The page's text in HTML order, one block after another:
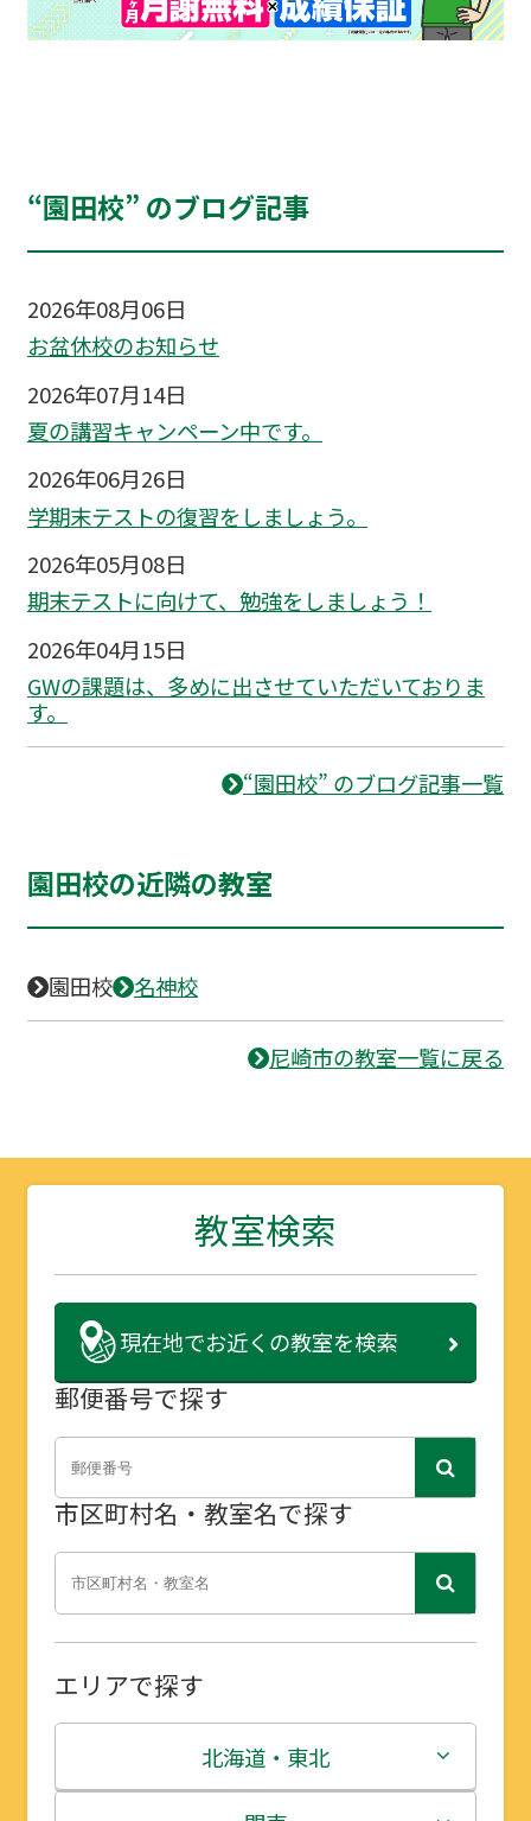
“園田校” のブログ記事
2026年08月06日
お盆休校のお知らせ
2026年07月14日
夏の講習キャンペーン中です。
2026年06月26日
学期末テストの復習をしましょう。
2026年05月08日
期末テストに向けて、勉強をしましょう！
2026年04月15日
GWの課題は、多めに出させていただいておりま
す。
“園田校” のブログ記事一覧
園田校の近隣の教室
園田校 名神校
尼崎市の教室一覧に戻る
教室検索
現在地でお近くの教室を検索
郵便番号で探す
市区町村名・教室名で探す
エリアで探す
北海道・東北